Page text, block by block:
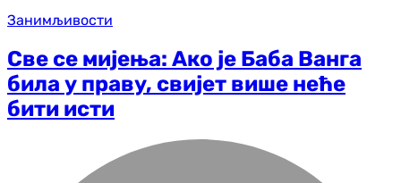
Занимљивости
Све се мијења: Ако је Баба Ванга
била у праву, свијет више неће
бити исти